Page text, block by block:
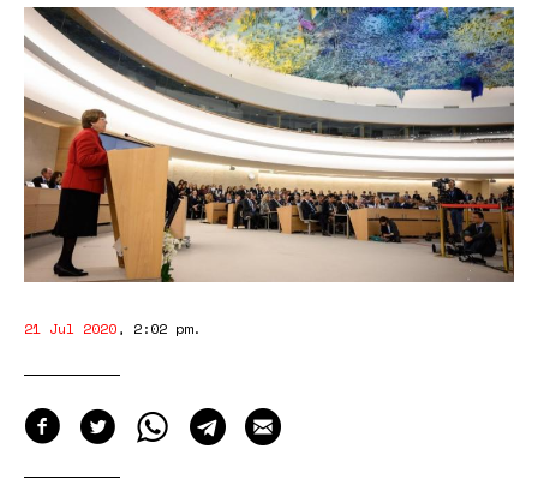
0*5K_IBmw2Mieq4dJA.jpg
21 Jul 2020, 2:02 pm.